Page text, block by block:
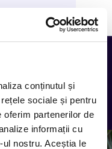
conținutul și
sociale și pentru
oferim partenerilor de
informații cu
nostru. Aceștia le
BILETE